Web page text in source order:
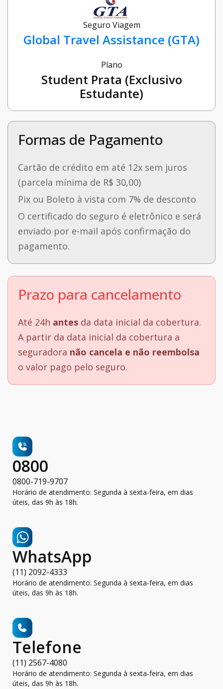
Seguro Viagem
Global Travel Assistance (GTA)
Plano
Student Prata (Exclusivo
Estudante)
Formas de Pagamento
Cartão de crédito em até 12x sem juros
(parcela mínima de R$ 30,00)
Pix ou Boleto à vista com 7% de desconto
O certificado do seguro é eletrônico e será
enviado por e-mail após confirmação do
pagamento.
Prazo para cancelamento
Até 24h antes da data inicial da cobertura.
A partir da data inicial da cobertura a
seguradora não cancela e não reembolsa
o valor pago pelo seguro.
0800
0800-719-9707
Horário de atendimento: Segunda à sexta-feira, em dias
úteis, das 9h às 18h.
WhatsApp
(11) 2092-4333
Horário de atendimento: Segunda à sexta-feira, em dias
úteis, das 9h às 18h.
Telefone
(11) 2567-4080
Horário de atendimento: Segunda à sexta-feira, em dias
úteis, das 9h às 18h.